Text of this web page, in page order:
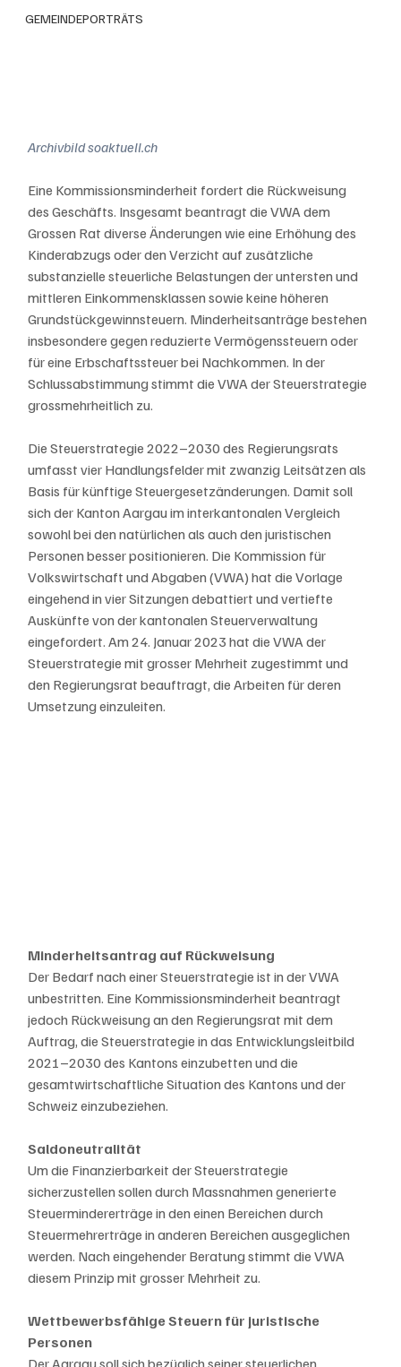
GEMEINDEPORTRÄTS
Archivbild soaktuell.ch
Eine Kommissionsminderheit fordert die Rückweisung
des Geschäfts. Insgesamt beantragt die VWA dem
Grossen Rat diverse Änderungen wie eine Erhöhung des
Kinderabzugs oder den Verzicht auf zusätzliche
substanzielle steuerliche Belastungen der untersten und
mittleren Einkommensklassen sowie keine höheren
Grundstückgewinnsteuern. Minderheitsanträge bestehen
insbesondere gegen reduzierte Vermögenssteuern oder
für eine Erbschaftssteuer bei Nachkommen. In der
Schlussabstimmung stimmt die VWA der Steuerstrategie
grossmehrheitlich zu.
Die Steuerstrategie 2022–2030 des Regierungsrats
umfasst vier Handlungsfelder mit zwanzig Leitsätzen als
Basis für künftige Steuergesetzänderungen. Damit soll
sich der Kanton Aargau im interkantonalen Vergleich
sowohl bei den natürlichen als auch den juristischen
Personen besser positionieren. Die Kommission für
Volkswirtschaft und Abgaben (VWA) hat die Vorlage
eingehend in vier Sitzungen debattiert und vertiefte
Auskünfte von der kantonalen Steuerverwaltung
eingefordert. Am 24. Januar 2023 hat die VWA der
Steuerstrategie mit grosser Mehrheit zugestimmt und
den Regierungsrat beauftragt, die Arbeiten für deren
Umsetzung einzuleiten.
Minderheitsantrag auf Rückweisung
Der Bedarf nach einer Steuerstrategie ist in der VWA
unbestritten. Eine Kommissionsminderheit beantragt
jedoch Rückweisung an den Regierungsrat mit dem
Auftrag, die Steuerstrategie in das Entwicklungsleitbild
2021–2030 des Kantons einzubetten und die
gesamtwirtschaftliche Situation des Kantons und der
Schweiz einzubeziehen.
Saldoneutralität
Um die Finanzierbarkeit der Steuerstrategie
sicherzustellen sollen durch Massnahmen generierte
Steuermindererträge in den einen Bereichen durch
Steuermehrerträge in anderen Bereichen ausgeglichen
werden. Nach eingehender Beratung stimmt die VWA
diesem Prinzip mit grosser Mehrheit zu.
Wettbewerbsfähige Steuern für juristische
Personen
Der Aargau soll sich bezüglich seiner steuerlichen